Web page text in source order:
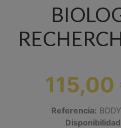
115,00
Referencia: